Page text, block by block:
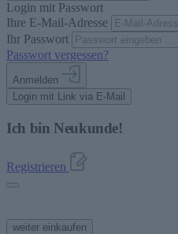
Login mit Passwort
Ihre E-Mail-Adresse
Ihr Passwort
Passwort vergessen?
Anmelden
Login mit Link via E-Mail
Ich bin Neukunde!
Registrieren
weiter einkaufen